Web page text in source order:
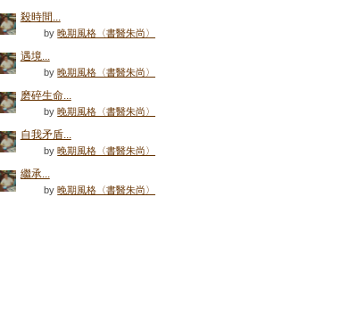
殺時間...
by晚期風格〈書醫朱尚〉
遇境...
by晚期風格〈書醫朱尚〉
磨碎生命...
by晚期風格〈書醫朱尚〉
自我矛盾...
by晚期風格〈書醫朱尚〉
繼承...
by晚期風格〈書醫朱尚〉